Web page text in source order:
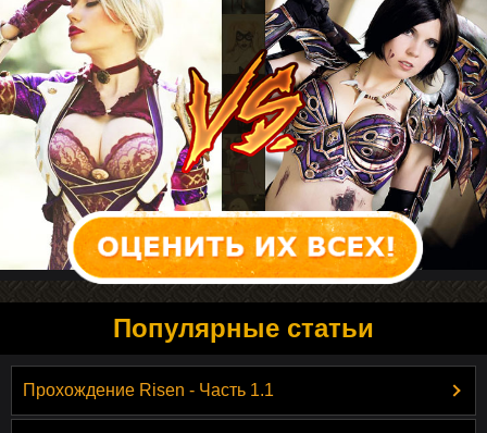
Популярные статьи
Прохождение Risen - Часть 1.1